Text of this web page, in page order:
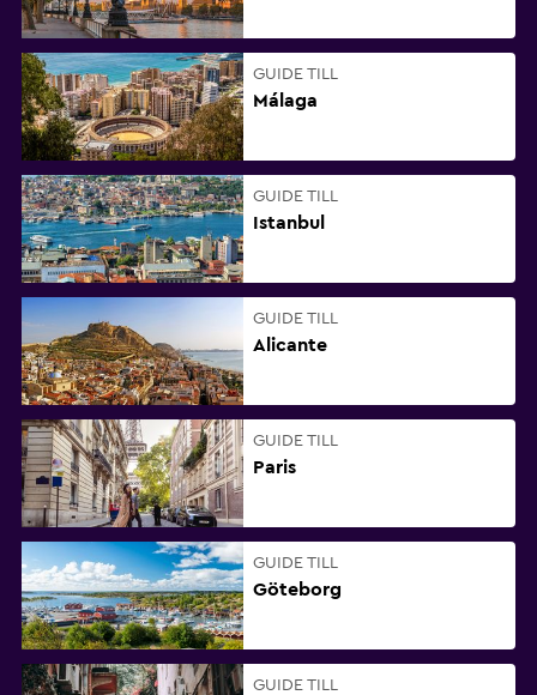
GUIDE TILL
Málaga
GUIDE TILL
Istanbul
GUIDE TILL
Alicante
GUIDE TILL
Paris
GUIDE TILL
Göteborg
GUIDE TILL